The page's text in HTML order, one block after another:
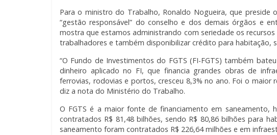
Para o ministro do Trabalho, Ronaldo Nogueira, que preside
“gestão responsável” do conselho e dos demais órgãos e
mostra que estamos administrando com seriedade os
trabalhadores e também disponibilizar crédito para habitação,
“O Fundo de Investimentos do FGTS (FI-FGTS) também
dinheiro aplicado no FI, que financia grandes obras de
ferrovias, rodovias e portos, cresceu 8,3% no ano. Foi o maior
diz a nota do Ministério do Trabalho.
O FGTS é a maior fonte de financiamento em saneamento,
contratados R$ 81,48 bilhões, sendo R$ 80,86 bilhões para
saneamento foram contratados R$ 226,64 milhões e em